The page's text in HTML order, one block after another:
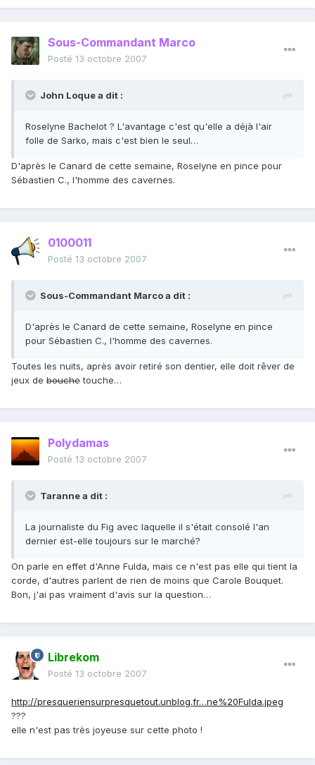
Sous-Commandant Marco
Posté 13 octobre 2007
John Loque a dit :
Roselyne Bachelot ? L'avantage c'est qu'elle a déjà l'air
folle de Sarko, mais c'est bien le seul…
D'après le Canard de cette semaine, Roselyne en pince pour
Sébastien C., l'homme des cavernes.
0100011
Posté 13 octobre 2007
Sous-Commandant Marco a dit :
D'après le Canard de cette semaine, Roselyne en pince
pour Sébastien C., l'homme des cavernes.
Toutes les nuits, après avoir retiré son dentier, elle doit rêver de
jeux de bouchetouche…
Polydamas
Posté 13 octobre 2007
Taranne a dit :
La journaliste du Fig avec laquelle il s'était consolé l'an
dernier est-elle toujours sur le marché?
On parle en effet d'Anne Fulda, mais ce n'est pas elle qui tient la
corde, d'autres parlent de rien de moins que Carole Bouquet.
Bon, j'ai pas vraiment d'avis sur la question…
Librekom
Posté 13 octobre 2007
http://presqueriensurpresquetout.unblog.fr…ne%20Fulda.jpeg
???
elle n'est pas très joyeuse sur cette photo !